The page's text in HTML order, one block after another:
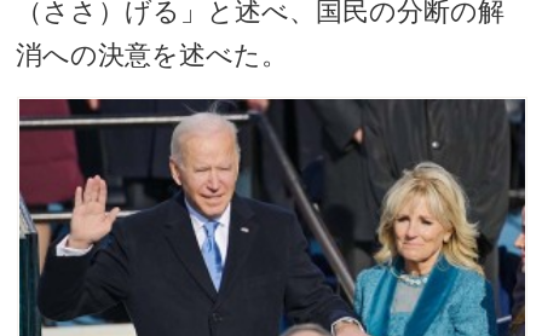
（ささ）げる」と述べ、国民の分断の解
消への決意を述べた。